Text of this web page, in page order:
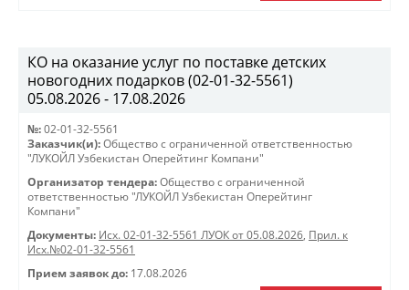
КО на оказание услуг по поставке детских
новогодних подарков (02-01-32-5561)
05.08.2026 - 17.08.2026
№: 02-01-32-5561
Заказчик(и): Общество с ограниченной ответственностью
"ЛУКОЙЛ Узбекистан Оперейтинг Компани"
Организатор тендера: Общество с ограниченной
ответственностью "ЛУКОЙЛ Узбекистан Оперейтинг
Компани"
Документы: Исх. 02-01-32-5561 ЛУОК от 05.08.2026, Прил. к
Исх.№02-01-32-5561
Прием заявок до: 17.08.2026